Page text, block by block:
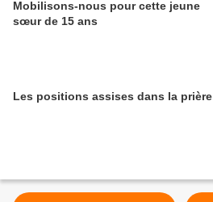
Mobilisons-nous pour cette jeune
sœur de 15 ans
Les positions assises dans la prière